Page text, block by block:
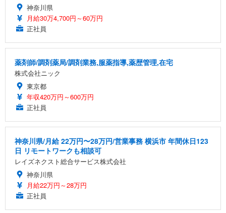
神奈川県
月給30万4,700円～60万円
正社員
薬剤師/調剤薬局/調剤業務,服薬指導,薬歴管理,在宅
株式会社ニック
東京都
年収420万円～600万円
正社員
神奈川県/月給 22万円〜28万円/営業事務 横浜市 年間休日123
日 リモートワークも相談可
レイズネクスト総合サービス株式会社
神奈川県
月給22万円～28万円
正社員